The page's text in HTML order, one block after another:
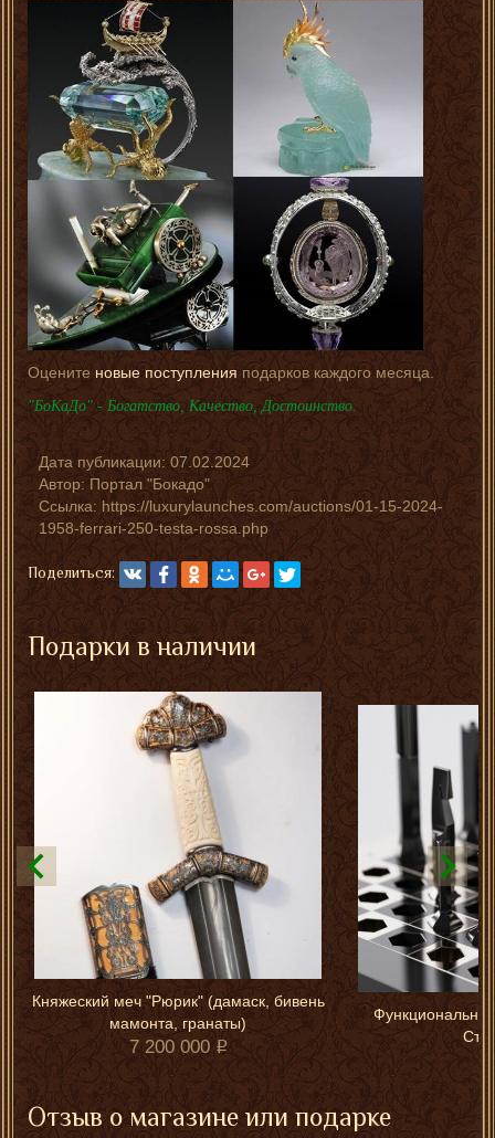
Оцените новые поступленияподарков каждого месяца.
"БоКаДо" - Богатство, Качество, Достоинство.
Дата публикации:07.02.2024
Автор: Портал "Бокадо"
Ссылка: https://luxurylaunches.com/auctions/01-15-2024-
1958-ferrari-250-testa-rossa.php
Поделиться:
Подарки в наличии
Княжеский меч "Рюрик" (дамаск, бивень
мамонта, гранаты)
7 200 000
Отзыв о магазине или подарке